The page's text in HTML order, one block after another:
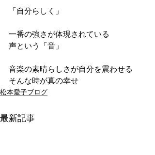
「自分らしく」
一番の強さが体現されている
声という「音」
音楽の素晴らしさが自分を震わせる
そんな時が真の幸せ
松本愛子ブログ
最新記事